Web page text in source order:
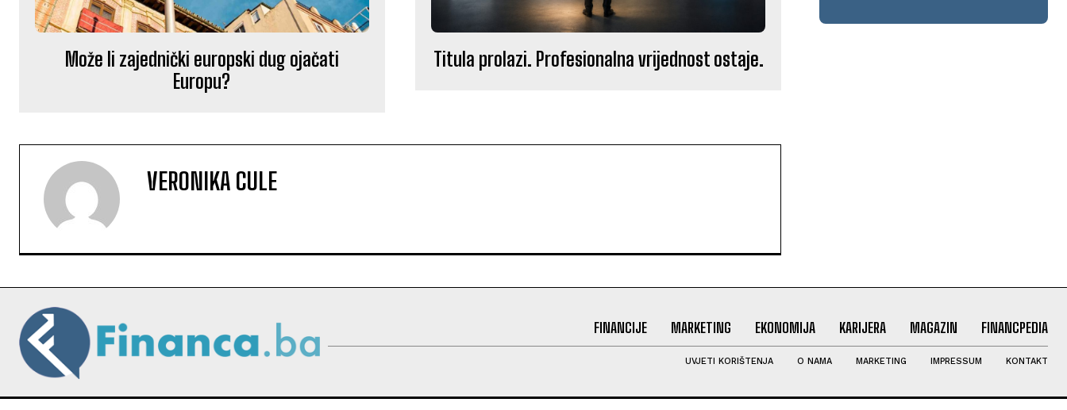
Može li zajednički europski dug ojačati
Europu?
Titula prolazi. Profesionalna vrijednost ostaje.
VERONIKA CULE
FINANCIJE MARKETING EKONOMIJA KARIJERA MAGAZIN FINANCPEDIA
UVJETI KORIŠTENJA O NAMA MARKETING IMPRESSUM KONTAKT